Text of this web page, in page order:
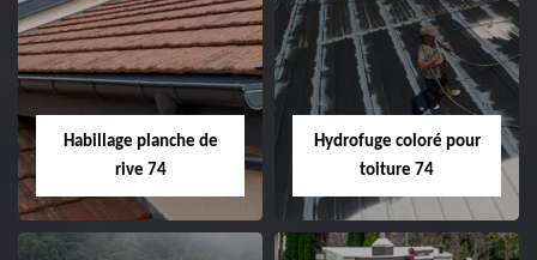
Habillage planche de
rive 74
Hydrofuge coloré pour
toiture 74